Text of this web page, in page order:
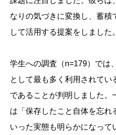
なりの気づきに変換し、蓄積
して活用する提案をしました。
学生への調査（n=179）では
として最も多く利用されてい
であることが判明しました。
は「保存したこと自体を忘れ
いった実態も明らかになって